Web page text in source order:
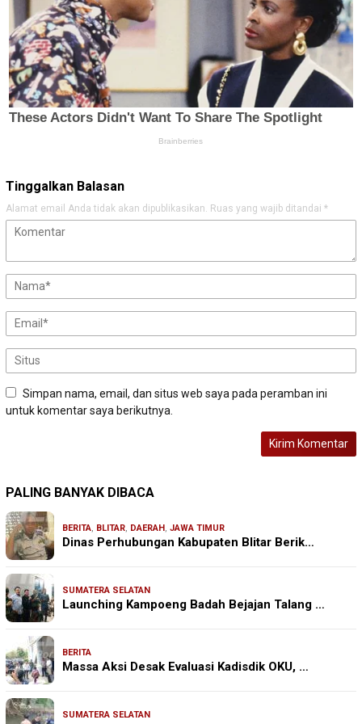
Tinggalkan Balasan
Alamat email Anda tidak akan dipublikasikan. Ruas yang wajib ditandai *
Simpan nama, email, dan situs web saya pada peramban ini
untuk komentar saya berikutnya.
PALING BANYAK DIBACA
BERITA, BLITAR, DAERAH , JAWA TIMUR
Dinas Perhubungan Kabupaten Blitar Berik…
SUMATERA SELATAN
Launching Kampoeng Badah Bejajan Talang …
BERITA
Massa Aksi Desak Evaluasi Kadisdik OKU, …
SUMATERA SELATAN